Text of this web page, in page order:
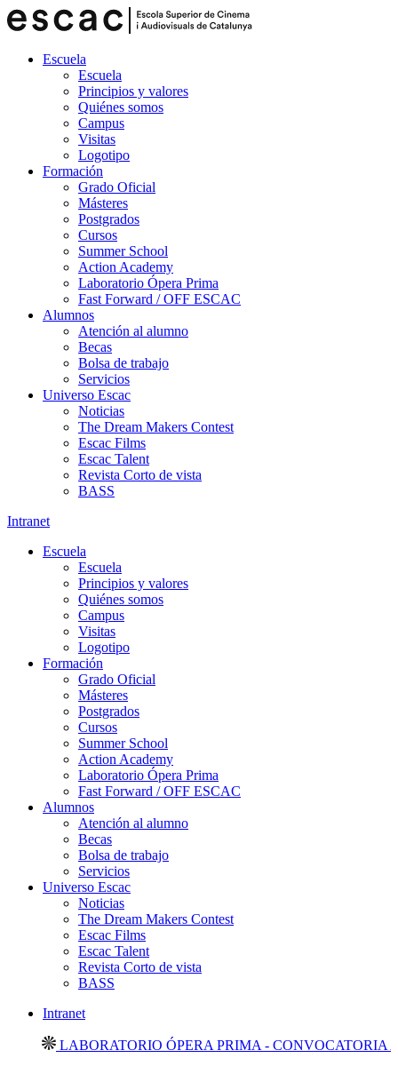
Escuela
Escuela
Principios y valores
Quiénes somos
Campus
Visitas
Logotipo
Formación
Grado Oficial
Másteres
Postgrados
Cursos
Summer School
Action Academy
Laboratorio Ópera Prima
Fast Forward / OFF ESCAC
Alumnos
Atención al alumno
Becas
Bolsa de trabajo
Servicios
Universo Escac
Noticias
The Dream Makers Contest
Escac Films
Escac Talent
Revista Corto de vista
BASS
Intranet
Escuela
Escuela
Principios y valores
Quiénes somos
Campus
Visitas
Logotipo
Formación
Grado Oficial
Másteres
Postgrados
Cursos
Summer School
Action Academy
Laboratorio Ópera Prima
Fast Forward / OFF ESCAC
Alumnos
Atención al alumno
Becas
Bolsa de trabajo
Servicios
Universo Escac
Noticias
The Dream Makers Contest
Escac Films
Escac Talent
Revista Corto de vista
BASS
Intranet
LABORATORIO ÓPERA PRIMA - CONVOCATORIA